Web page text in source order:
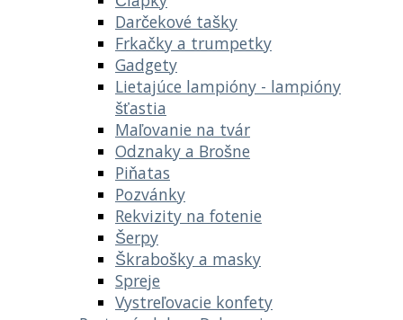
Darčekové tašky
Frkačky a trumpetky
Gadgety
Lietajúce lampióny - lampióny
šťastia
Maľovanie na tvár
Odznaky a Brošne
Piňatas
Pozvánky
Rekvizity na fotenie
Šerpy
Škrabošky a masky
Spreje
Vystreľovacie konfety